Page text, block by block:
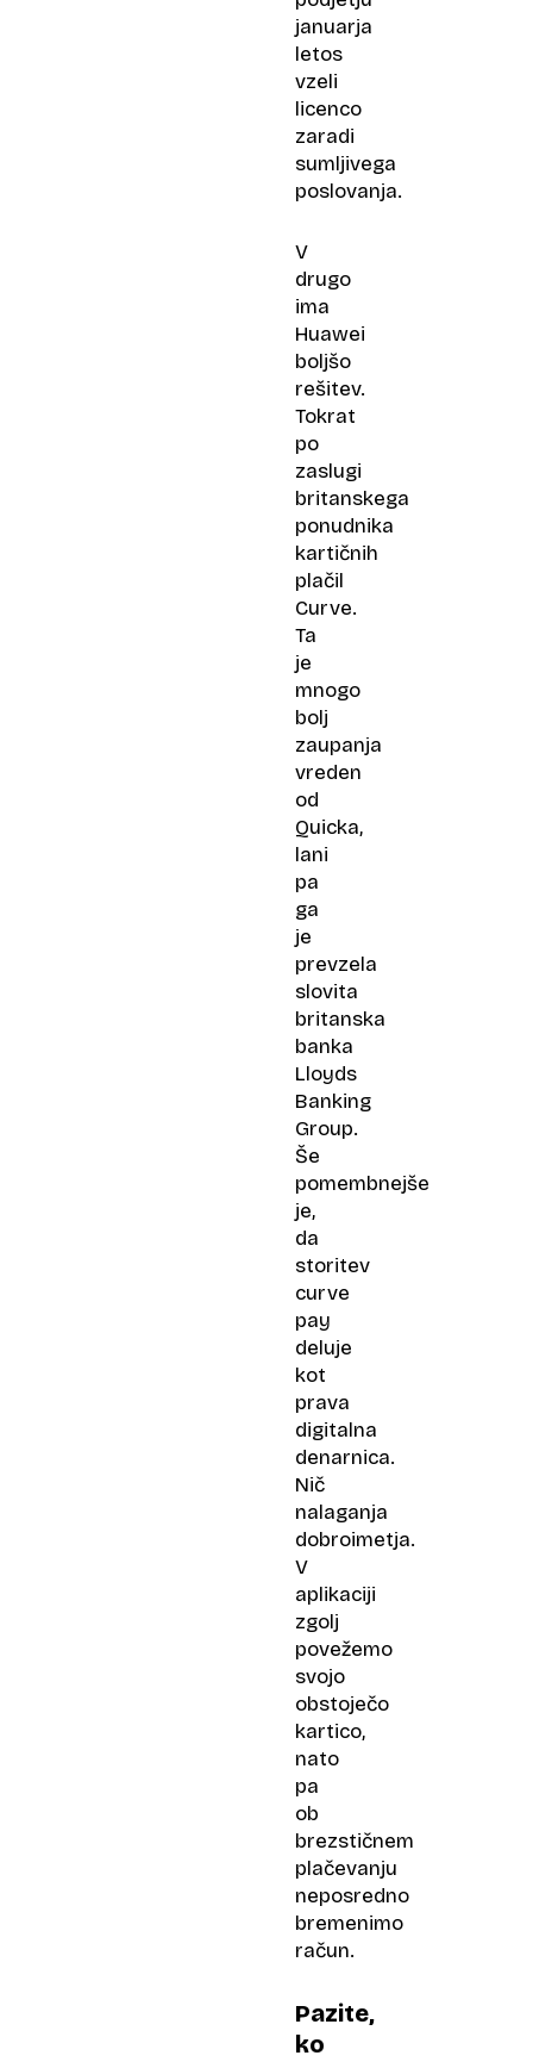
januarja
letos
vzeli
licenco
zaradi
sumljivega
poslovanja.
V
drugo
ima
Huawei
boljšo
rešitev.
Tokrat
po
zaslugi
britanskega
ponudnika
kartičnih
plačil
Curve.
Ta
je
mnogo
bolj
zaupanja
vreden
od
Quicka,
lani
pa
ga
je
prevzela
slovita
britanska
banka
Lloyds
Banking
Group.
Še
pomembnejše
je,
da
storitev
curve
pay
deluje
kot
prava
digitalna
denarnica.
Nič
nalaganja
dobroimetja.
V
aplikaciji
zgolj
povežemo
svojo
obstoječo
kartico,
nato
pa
ob
brezstičnem
plačevanju
neposredno
bremenimo
račun.
Pazite,
ko